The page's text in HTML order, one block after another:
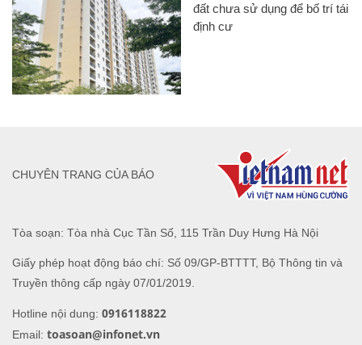
đất chưa sử dụng để bố trí tái
định cư
Tòa soạn: Tòa nhà Cục Tần Số, 115 Trần Duy Hưng Hà Nội
Giấy phép hoạt động báo chí: Số 09/GP-BTTTT, Bộ Thông tin và
Truyền thông cấp ngày 07/01/2019.
Hotline nội dung: 0916118822
Email: toasoan@infonet.vn
CHUYÊN TRANG CỦA BÁO